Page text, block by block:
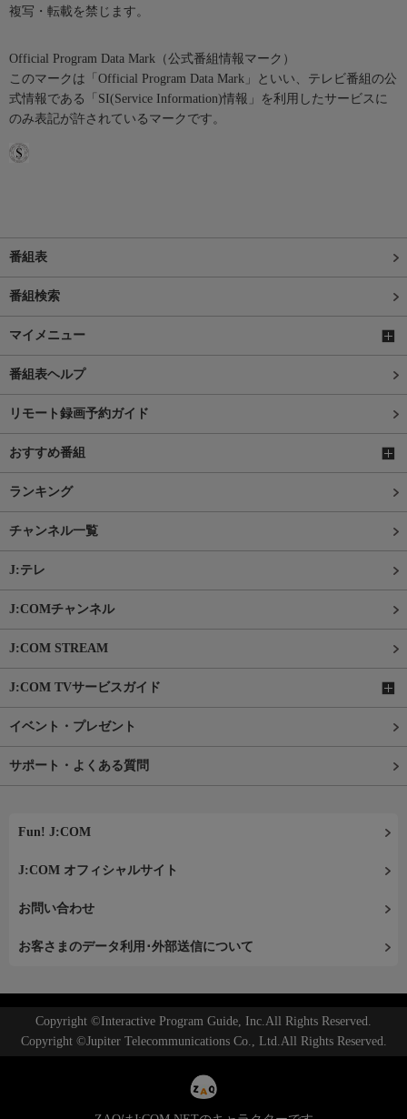
複写・転載を禁じます。
Official Program Data Mark（公式番組情報マーク）
このマークは「Official Program Data Mark」といい、テレビ番組の公
式情報である「SI(Service Information)情報」を利用したサービスに
のみ表記が許されているマークです。
番組表
番組検索
マイメニュー
番組表ヘルプ
リモート録画予約ガイド
おすすめ番組
ランキング
チャンネル一覧
J:テレ
J:COMチャンネル
J:COM STREAM
J:COM TVサービスガイド
イベント・プレゼント
サポート・よくある質問
Fun! J:COM
J:COM オフィシャルサイト
お問い合わせ
お客さまのデータ利用･外部送信について
Copyright ©Interactive Program Guide, Inc.All Rights Reserved.
Copyright ©Jupiter Telecommunications Co., Ltd.All Rights Reserved.